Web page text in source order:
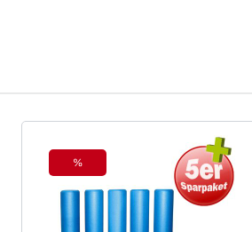
Rabatt
%